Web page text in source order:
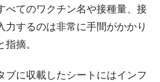
べてのワクチン名や接種量、接
力するのは非常に手間がかかり
摘。
ブに収載したシートにはインフ